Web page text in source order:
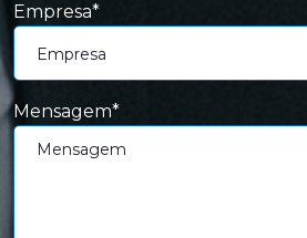
Empresa*
Mensagem*